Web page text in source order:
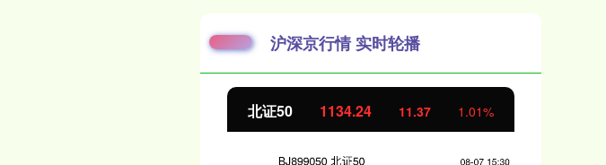
沪深京行情 实时轮播
北证50 1134.24 11.37 1.01%